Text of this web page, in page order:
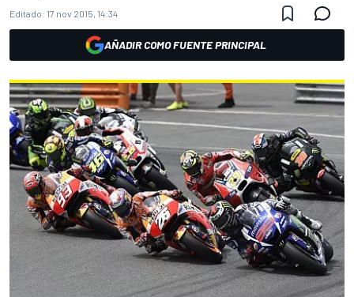
Editado: 17 nov 2015, 14:34
AÑADIR COMO FUENTE PRINCIPAL